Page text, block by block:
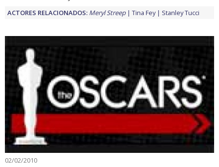
ACTORES RELACIONADOS: Meryl Streep Tina Fey Stanley Tucci
02/02/2010